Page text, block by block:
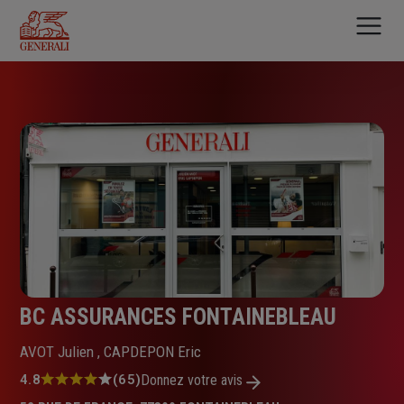
contenu
principal
BC ASSURANCES FONTAINEBLEAU
AVOT Julien , CAPDEPON Eric
Note
4.8 (65)Donnez votre avis